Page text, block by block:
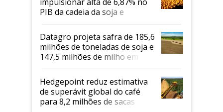
PIB da cadeia da soja e
biodiesel em 2026
Datagro projeta safra de 185,6
milhões de toneladas de soja e
147,5 milhões de milho em
2026/27
Hedgepoint reduz estimativa
de superávit global do café
para 8,2 milhões de sacas